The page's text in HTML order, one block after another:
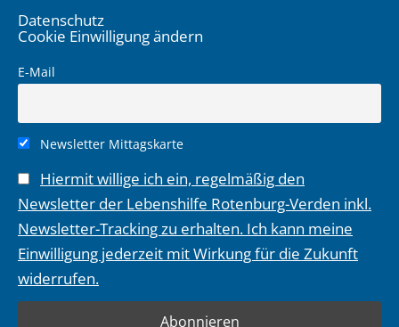
Datenschutz
Cookie Einwilligung ändern
E-Mail
Newsletter Mittagskarte
Hiermit willige ich ein, regelmäßig den
Newsletter der Lebenshilfe Rotenburg-Verden inkl.
Newsletter-Tracking zu erhalten. Ich kann meine
Einwilligung jederzeit mit Wirkung für die Zukunft
widerrufen.